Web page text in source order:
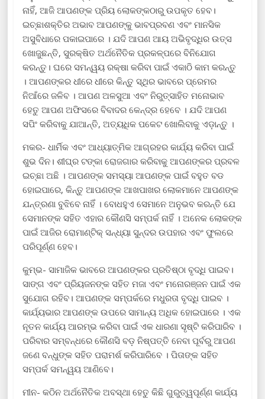
ନାହିଁ, ଆଜି ଆପଣଙ୍କ ପ୍ରିୟ ଲୋକଙ୍କଠାରୁ ଉପକୃତ ହେବ।
ଇଚ୍ଛାଶକ୍ତିର ଅଭାବ ଆପଣଙ୍କୁ ଭାବପ୍ରବଣ ଏବଂ ମାନସିକ
ଅସୁବିଧାରେ ପକାଇପାରେ । ଯଦି ଆପଣ ଆୟ ଅଭିବୃଦ୍ଧିର ଉତ୍ସ
ଖୋଜୁଛନ୍ତି, ସୁରକ୍ଷିତ ଅର୍ଥନୈତିକ ପ୍ରକଳ୍ପରେ ବିନିଯୋଗ
କରନ୍ତୁ। ଘରେ ସମନ୍ୱୟ ରକ୍ଷା କରିବା ପାଇଁ ଏକାଠି କାମ କରନ୍ତୁ
। ଆପଣଙ୍କର ଧୀରେ ଧୀରେ କିନ୍ତୁ ସ୍ଥିର ଭାବରେ ପ୍ରେମର
ନିଆଁରେ ଜଳିବ । ଆପଣ ଅଳସୁଆ ଏବଂ ନିରୁତ୍ସାହିତ ମନୋଭାବ
ହେତୁ ଆପଣ ଅଫିସରେ ବିବାଦର କେନ୍ଦ୍ର ହେବେ । ଯଦି ଆପଣ
ସପିଂ କରିବାକୁ ଯାଆନ୍ତି, ଅତ୍ୟଧିକ ପକେଟ ଖୋଲିବାକୁ ଏଡ଼ାନ୍ତୁ ।
ମକର- ଧାର୍ମିକ ଏବଂ ଆଧ୍ୟାତ୍ମିକ ଆଗ୍ରହର କାର୍ଯ୍ୟ କରିବା ପାଇଁ
ଶୁଭ ଦିନ। ଶୀଘ୍ର ଟଙ୍କା ରୋଜଗାର କରିବାକୁ ଆପଣଙ୍କର ପ୍ରବଳ
ଇଚ୍ଛା ଅଛି । ଆପଣଙ୍କ ସମସ୍ୟା ଆପଣଙ୍କ ପାଇଁ ବହୁତ ବଡ
ହୋଇପାରେ, କିନ୍ତୁ ଆପଣଙ୍କ ଆଖପାଖର ଲୋକମାନେ ଆପଣଙ୍କ
ଯନ୍ତ୍ରଣା ବୁଝିବେ ନାହିଁ । ବୋଧହୁଏ ସେମାନେ ଅନୁଭବ କରନ୍ତି ଯେ
ସେମାନଙ୍କ ସହିତ ଏହାର କୌଣସି ସମ୍ପର୍କ ନାହିଁ । ଅନେକ ଲୋକଙ୍କ
ପାଇଁ ଆଜିର ରୋମାଣ୍ଟିକ୍ ସନ୍ଧ୍ୟା ସୁନ୍ଦର ଉପହାର ଏବଂ ଫୁଲରେ
ପରିପୂର୍ଣ୍ଣ ହେବ।
କୁମ୍ଭ- ସାମାଜିକ ଭାବରେ ଆପଣଙ୍କର ପ୍ରତିଷ୍ଠା ବୃଦ୍ଧି ପାଇବ।
ସାଙ୍ଗ ଏବଂ ପ୍ରିୟଜନଙ୍କ ସହିତ ମଜା ଏବଂ ମନୋରଞ୍ଜନ ପାଇଁ ଏକ
ସୁଯୋଗ ରହିବ। ଆପଣଙ୍କ ସମ୍ପର୍କରେ ମଧୁରତା ବୃଦ୍ଧି ପାଇବ ।
କାର୍ଯ୍ୟଭାର ଆପଣଙ୍କ ଉପରେ ସାମାନ୍ୟ ଅଧିକ ହୋଇପାରେ । ଏକ
ନୂତନ କାର୍ଯ୍ୟ ଆରମ୍ଭ କରିବା ପାଇଁ ଏକ ଧାରଣା ସୃଷ୍ଟି କରିପାରିବ ।
ପରିବାର ସମ୍ବନ୍ଧରେ କୌଣସି ବଡ଼ ନିଷ୍ପତ୍ତି ନେବା ପୂର୍ବରୁ ଆପଣ
ଜଣେ ବନ୍ଧୁଙ୍କ ସହିତ ପରାମର୍ଶ କରିପାରିବେ । ପିତାଙ୍କ ସହିତ
ସମ୍ପର୍କ ସମନ୍ୱୟ ଆଣିବେ।
ମୀନ- କଠିନ ଅର୍ଥନୈତିକ ଅବସ୍ଥା ହେତୁ କିଛି ଗୁରୁତ୍ୱପୂର୍ଣ୍ଣ କାର୍ଯ୍ୟ